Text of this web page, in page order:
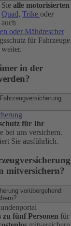
alle motorisierten
Quad, Trike oder
oder Mähdrescher
für Fahrzeuge
weiter.
in der
für Ihr
bei uns versichern.
Sie ausführlich.
mitversichern?
vorübergehend
fünf Personen für